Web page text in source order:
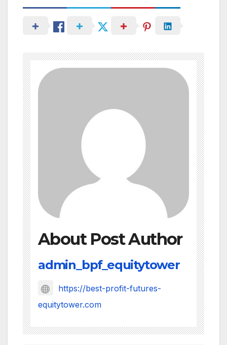
About Post Author
admin_bpf_equitytower
https://best-profit-futures-
equitytower.com